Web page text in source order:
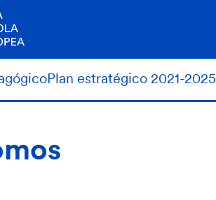
Plan estratégico 2021-2025